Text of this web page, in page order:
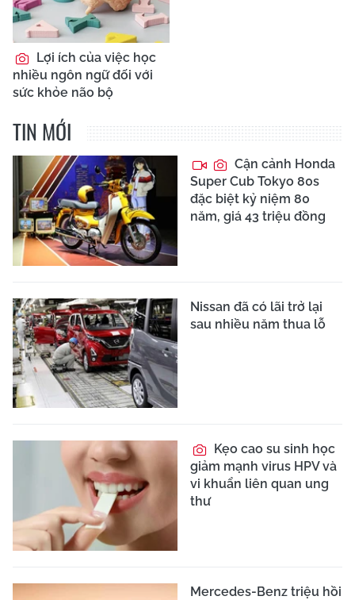
Lợi ích của việc học
nhiều ngôn ngữ đối với
sức khỏe não bộ
TIN MỚI
Cận cảnh Honda
Super Cub Tokyo 80s
đặc biệt kỷ niệm 80
năm, giá 43 triệu đồng
Nissan đã có lãi trở lại
sau nhiều năm thua lỗ
Kẹo cao su sinh học
giảm mạnh virus HPV và
vi khuẩn liên quan ung
thư
Mercedes-Benz triệu hồi